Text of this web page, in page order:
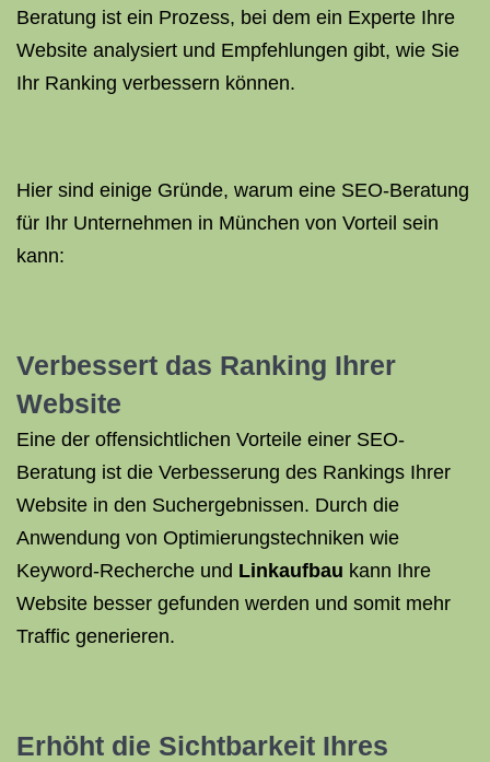
Beratung ist ein Prozess, bei dem ein Experte Ihre
Website analysiert und Empfehlungen gibt, wie Sie
Ihr Ranking verbessern können.
Hier sind einige Gründe, warum eine SEO-Beratung
für Ihr Unternehmen in München von Vorteil sein
kann:
Verbessert das Ranking Ihrer
Website
Eine der offensichtlichen Vorteile einer SEO-
Beratung ist die Verbesserung des Rankings Ihrer
Website in den Suchergebnissen. Durch die
Anwendung von Optimierungstechniken wie
Keyword-Recherche und Linkaufbau kann Ihre
Website besser gefunden werden und somit mehr
Traffic generieren.
Erhöht die Sichtbarkeit Ihres